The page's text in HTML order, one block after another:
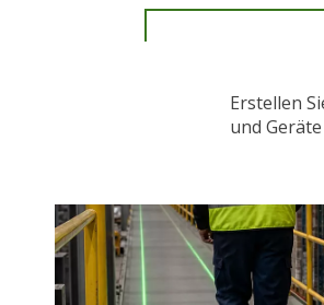
Erstellen
und